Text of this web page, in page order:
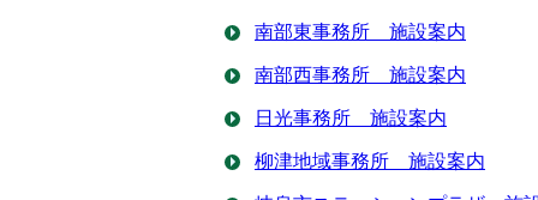
南部東事務所 施設案内
南部西事務所 施設案内
日光事務所 施設案内
柳津地域事務所 施設案内